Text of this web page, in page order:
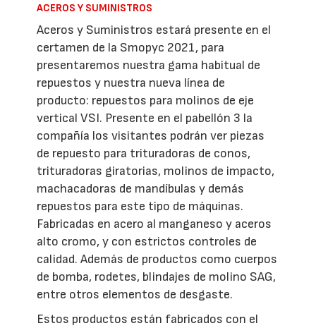
ACEROS Y SUMINISTROS
Aceros y Suministros estará presente en el
certamen de la Smopyc 2021, para
presentaremos nuestra gama habitual de
repuestos y nuestra nueva línea de
producto: repuestos para molinos de eje
vertical VSI. Presente en el pabellón 3 la
compañía los visitantes podrán ver piezas
de repuesto para trituradoras de conos,
trituradoras giratorias, molinos de impacto,
machacadoras de mandíbulas y demás
repuestos para este tipo de máquinas.
Fabricadas en acero al manganeso y aceros
alto cromo, y con estrictos controles de
calidad. Además de productos como cuerpos
de bomba, rodetes, blindajes de molino SAG,
entre otros elementos de desgaste.
Estos productos están fabricados con el